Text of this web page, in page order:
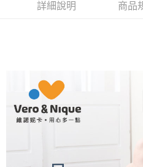
結帳頁面，進行簡訊認證並確認金額後
※ 交易是否成功請以「AFTEE先享後
是否繳費成功／繳費後需取消欲退款
客戶支援中心」
https://
１．透過由恩沛科技股份有限公司提
易，需依本服務之必要範圍內提供個
權轉讓予恩沛科技股份有限公司。
付款後 全家取貨
付款後 7-11取貨
每筆NT$80，滿NT$490(含以上)
宅配
每筆NT$80，滿NT$490(含以上)
詳細說明 商品